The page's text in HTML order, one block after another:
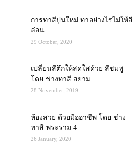
การทาสีปูนใหม่ ทาอย่างไรไม่ให้สี
ล่อน
29 October, 2020
เปลี่ยนสีตึกให้สดใสด้วย สีชมพู
โดย ช่างทาสี สยาม
28 November, 2019
ห้องสวย ด้วยมืออาชีพ โดย ช่าง
ทาสี พระราม 4
26 January, 2020